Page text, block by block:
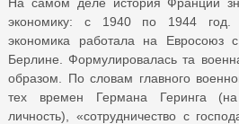
экономику: с 1940 по 1944 год.
экономика работала на
Берлине. Формулировалась та
образом. По словам главного
тех времен Германа Геринга
личность), «сотрудничество с